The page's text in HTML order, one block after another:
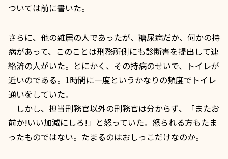
ついては前に書いた。
さらに、他の雑居の人であったが、糖尿病だか、何かの持
病があって、このことは刑務所側にも診断書を提出して連
絡済の人がいた。とにかく、その持病のせいで、トイレが
近いのである。1時間に一度というかなりの頻度でトイレ
通いをしていた。
しかし、担当刑務官以外の刑務官は分からず、「またお
前か!いい加減にしろ!」と怒っていた。怒られる方もたま
ったものではない。たまるのはおしっこだけなのか。